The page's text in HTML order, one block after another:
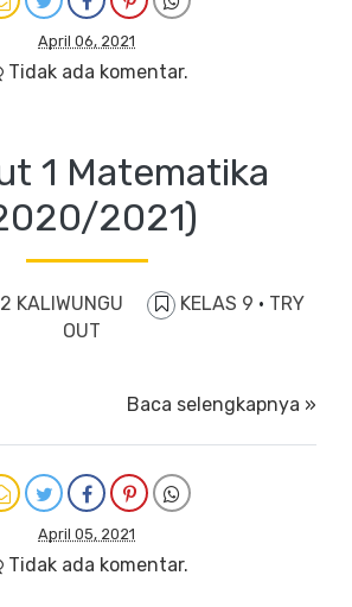
April 06, 2021
Tidak ada komentar.
1 Matematika
2021)
KALIWUNGU KELAS 9 · TRY
OUT
Baca selengkapnya »
April 05, 2021
Tidak ada komentar.